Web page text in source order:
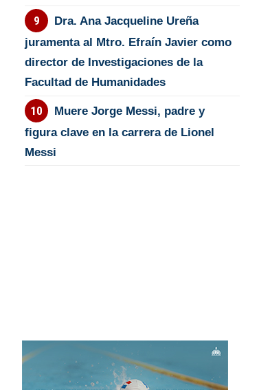
Dra. Ana Jacqueline Ureña
juramenta al Mtro. Efraín Javier como
director de Investigaciones de la
Facultad de Humanidades
Muere Jorge Messi, padre y
figura clave en la carrera de Lionel
Messi